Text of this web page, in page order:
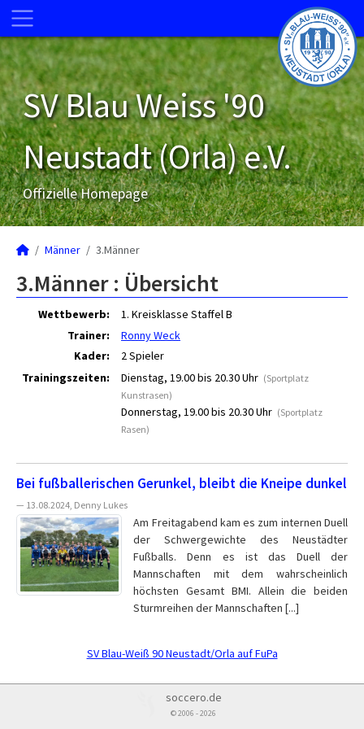
SV Blau Weiss '90
Neustadt (Orla) e.V.
Offizielle Homepage
Männer 3.Männer
3.Männer : Übersicht
Wettbewerb:
1. Kreisklasse Staffel B
Trainer:
Ronny Weck
Kader:
2 Spieler
Trainingszeiten:
Dienstag, 19.00 bis 20.30 Uhr (Sportplatz
Kunstrasen)
Donnerstag, 19.00 bis 20.30 Uhr (Sportplatz
Rasen)
Bei fußballerischen Gerunkel, bleibt die Kneipe dunkel
— 13.08.2024, Denny Lukes
Am Freitagabend kam es zum internen Duell
der Schwergewichte des Neustädter
Fußballs. Denn es ist das Duell der
Mannschaften mit dem wahrscheinlich
höchsten Gesamt BMI. Allein die beiden
Sturmreihen der Mannschaften [...]
SV Blau-Weiß 90 Neustadt/Orla auf FuPa
soccero.de
© 2006 - 2026